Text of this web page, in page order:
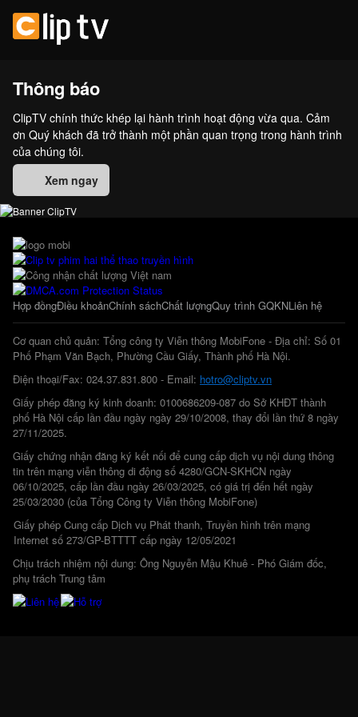
Thông báo
ClipTV chính thức khép lại hành trình hoạt động vừa qua. Cảm
ơn Quý khách đã trở thành một phần quan trọng trong hành trình
của chúng tôi.
Xem ngay
Hợp đồngĐiều khoảnChính sáchChất lượngQuy trình GQKNLiên hệ
Cơ quan chủ quản: Tổng công ty Viễn thông MobiFone - Địa chỉ: Số 01
Phố Phạm Văn Bạch, Phường Cầu Giấy, Thành phố Hà Nội.
Điện thoại/Fax: 024.37.831.800 - Email: hotro@cliptv.vn
Giấy phép đăng ký kinh doanh: 0100686209-087 do Sở KHĐT thành
phố Hà Nội cấp lần đầu ngày ngày 29/10/2008, thay đổi lần thứ 8 ngày
27/11/2025.
Giấy chứng nhận đăng ký kết nối để cung cấp dịch vụ nội dung thông
tin trên mạng viễn thông di động số 4280/GCN-SKHCN ngày
06/10/2025, cấp lần đầu ngày 26/03/2025, có giá trị đến hết ngày
25/03/2030 (của Tổng Công ty Viễn thông MobiFone)
Giấy phép Cung cấp Dịch vụ Phát thanh, Truyền hình trên mạng
Internet số 273/GP-BTTTT cấp ngày 12/05/2021
Chịu trách nhiệm nội dung: Ông Nguyễn Mậu Khuê - Phó Giám đốc,
phụ trách Trung tâm